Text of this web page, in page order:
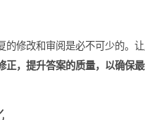
，申请者可以充分发挥。
评审更全面地了解申请者
，反复的修改和审阅是必